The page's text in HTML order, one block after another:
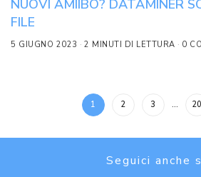
NUOVI AMIIBO? DATAMINER
FILE
5 GIUGNO 2023 2 MINUTI DI LETTURA 0
1 2 3 … 20
Seguici anche